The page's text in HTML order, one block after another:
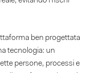
ben progettata
tecnologia: un
persone, processi e